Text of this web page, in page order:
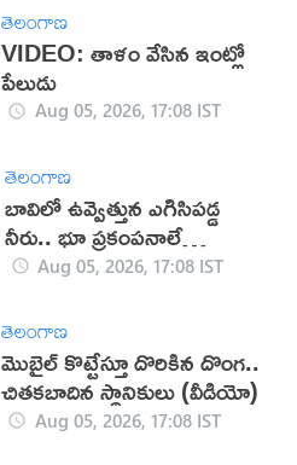
తెలంగాణ
VIDEO: తాళం వేసిన ఇంట్లో
పేలుడు
Aug 05, 2026, 17:08 IST
తెలంగాణ
బావిలో ఉవ్వెత్తున ఎగిసిపడ్డ
నీరు.. భూ ప్రకంపనాలే
కారణమా?
Aug 05, 2026, 17:08 IST
తెలంగాణ
మొబైల్ కొట్టేస్తూ దొరికిన దొంగ..
చితకబాదిన స్థానికులు (వీడియో)
Aug 05, 2026, 17:08 IST